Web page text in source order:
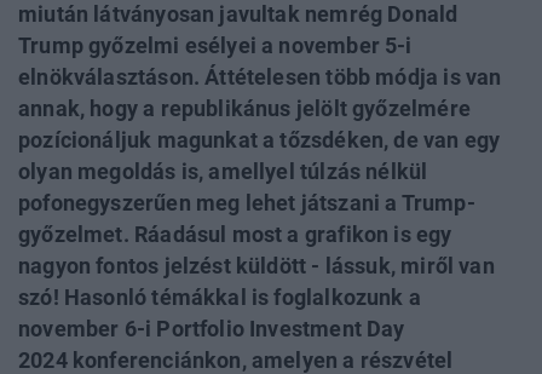
miután látványosan javultak nemrég Donald
Trump győzelmi esélyei a november 5-i
elnökválasztáson. Áttételesen több módja is van
annak, hogy a republikánus jelölt győzelmére
pozícionáljuk magunkat a tőzsdéken, de van egy
olyan megoldás is, amellyel túlzás nélkül
pofonegyszerűen meg lehet játszani a Trump-
győzelmet. Ráadásul most a grafikon is egy
nagyon fontos jelzést küldött - lássuk, miről van
szó! Hasonló témákkal is foglalkozunk a
november 6-i Portfolio Investment Day
2024 konferenciánkon, amelyen a részvétel